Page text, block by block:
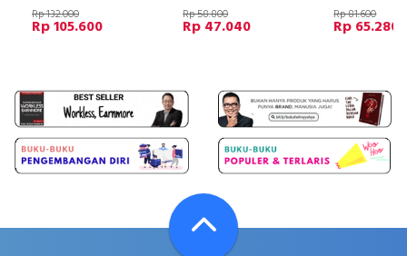
Rp 132.000
Rp 105.600
Rp 58.800
Rp 47.040
Rp 81.600
Rp 65.280